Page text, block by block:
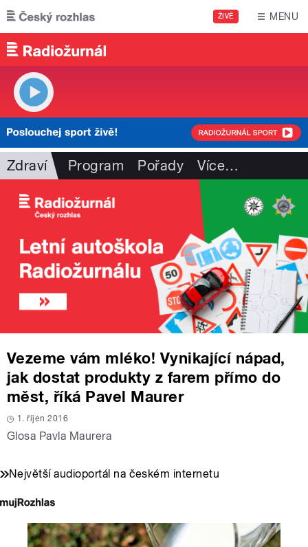
Přejít k hlavnímu obsahu
ŽIVĚ MENU
Zdraví Program Pořady Více…
Vezeme vám mléko! Vynikající nápad,
jak dostat produkty z farem přímo do
měst, říká Pavel Maurer
1. říjen 2016
Glosa Pavla Maurera
Největší audioportál na českém internetu